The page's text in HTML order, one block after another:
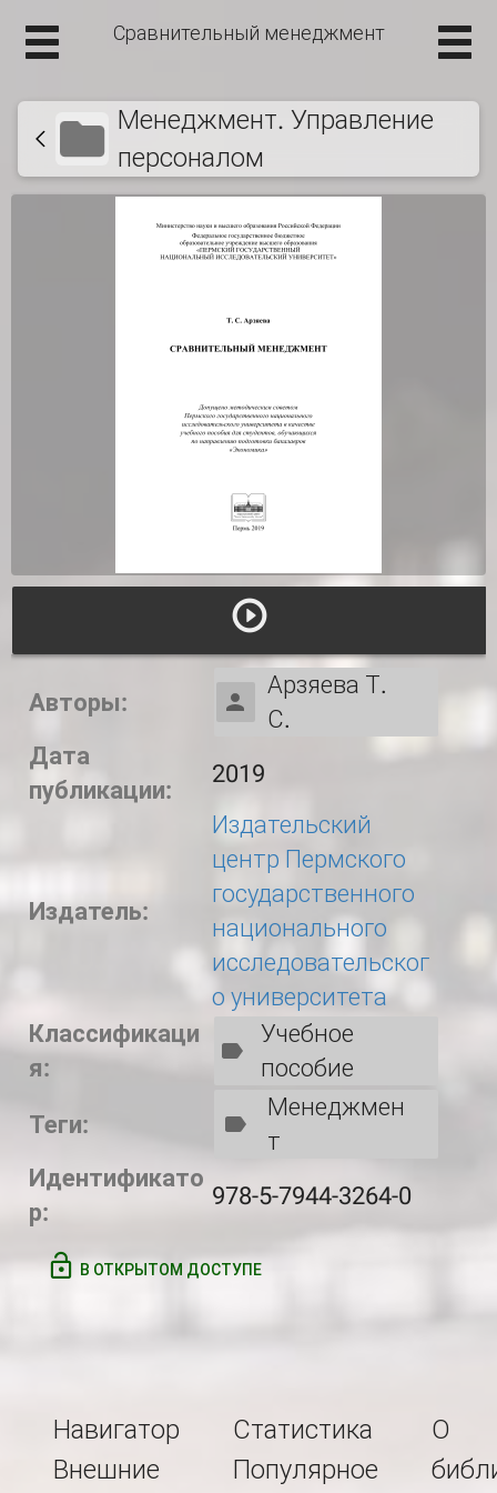
Сравнительный менеджмент
Менеджмент. Управление
персоналом
Авторы:
Арзяева Т.
С.
Дата
публикации:
2019
Издатель:
Издательский
центр Пермского
государственного
национального
исследовательског
о университета
Классификаци
я:
Учебное
пособие
Теги:
Менеджмен
т
Идентификато
р:
978-5-7944-3264-0
В ОТКРЫТОМ ДОСТУПЕ
Навигатор
Внешние
Статистика
Популярное
О